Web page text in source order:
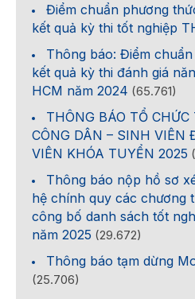
Điểm chuẩn phương
kết quả kỳ thi tốt nghiệp
Thông báo: Điểm
kết quả kỳ thi đánh giá
HCM năm 2024 (65.761)
THÔNG BÁO TỔ
CÔNG DÂN – SINH VIÊN
VIÊN KHÓA TUYỂN 2025
Thông báo nộp hồ sơ
hệ chính quy các chương
công bố danh sách tốt
năm 2025 (29.672)
Thông báo tạm dừng
(25.706)